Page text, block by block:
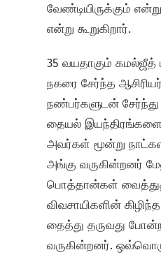
வேண்டியிருக்கும்
என்று கூறுகிறார்.
35 வயதாகும் கமல்ஜீத்
நகரை சேர்ந்த
நண்பர்களுடன் சேர்ந்து
தையல் இயந்திரங்களை
அவர்கள் மூன்று நாட்கள்
அங்கு வருகின்றனர்
பொத்தான்கள் வைத்துத்
விவசாயிகளின்
தைத்து தருவது
வருகின்றனர்.